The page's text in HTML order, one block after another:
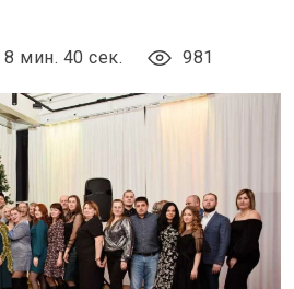
8 мин. 40 сек. 981